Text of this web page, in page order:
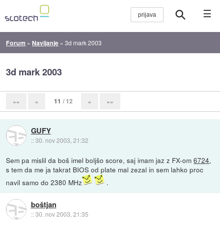
☰
Forum » Navijanje »3d mark 2003
3d mark 2003
«« « 11 / 12 » »»
GUFY
::30. nov 2003, 21:32
Sem pa mislil da boš imel boljšo score, saj imam jaz z FX-om6724,
s tem da me ja takrat BIOS od plate mal zezal in sem lahko proc
navil samo do 2380 MHz
.
boštjan
::30. nov 2003, 21:35